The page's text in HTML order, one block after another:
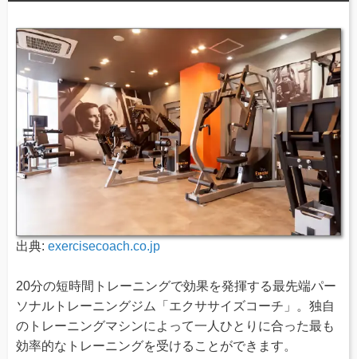
出典: exercisecoach.co.jp
20分の短時間トレーニングで効果を発揮する最先端パー
ソナルトレーニングジム「エクササイズコーチ」。独自
のトレーニングマシンによって一人ひとりに合った最も
効率的なトレーニングを受けることができます。